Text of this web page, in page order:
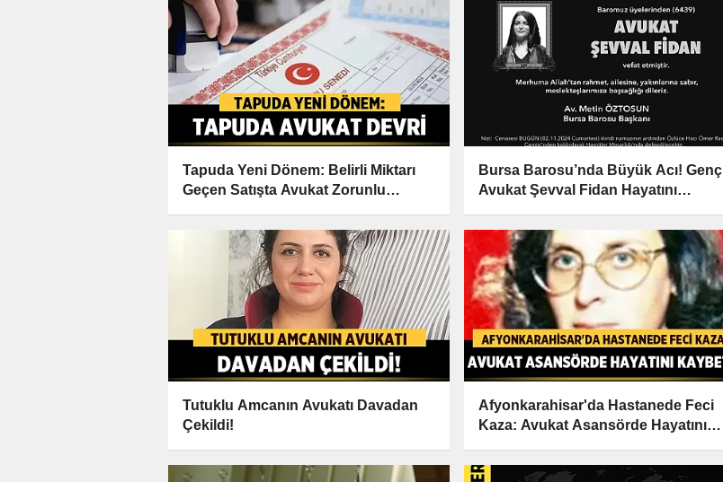
Tapuda Yeni Dönem: Belirli Miktarı
Geçen Satışta Avukat Zorunlu
Bursa Barosu’nda Büyük Acı! Genç
Avukat Şevval Fidan Hayatını
Tutuklu Amcanın Avukatı Davadan
Çekildi!
Afyonkarahisar'da Hastanede Feci
Kaza: Avukat Asansörde Hayatını